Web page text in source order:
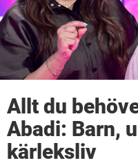
Allt du
Abadi: Barn,
kärleksliv